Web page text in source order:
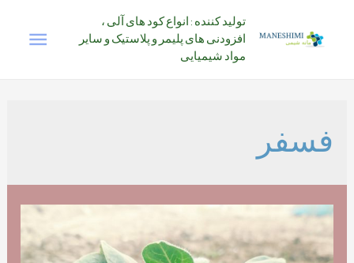
تولید کننده : انواع کود های آلی ،
افزودنی های پلیمر و پلاستیک و سایر
مواد شیمیایی
فسفر